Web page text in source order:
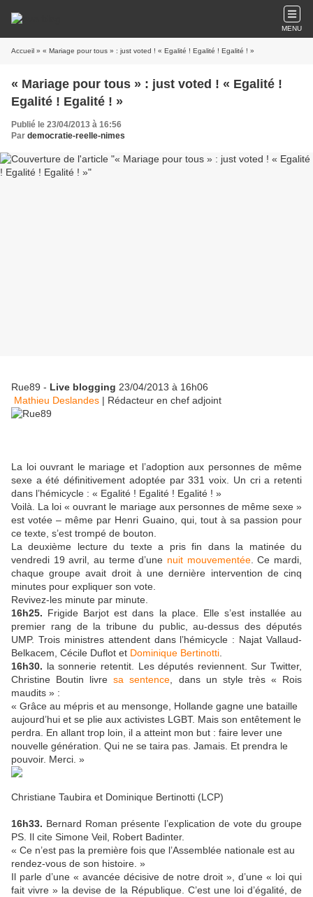
MENU
Accueil » « Mariage pour tous » : just voted ! « Egalité ! Egalité ! Egalité ! »
« Mariage pour tous » : just voted ! « Egalité !
Egalité ! Egalité ! »
Publié le 23/04/2013 à 16:56
Par democratie-reelle-nimes
Rue89 - Live blogging 23/04/2013 à 16h06
Mathieu Deslandes | Rédacteur en chef adjoint
La loi ouvrant le mariage et l’adoption aux personnes de même
sexe a été définitivement adoptée par 331 voix. Un cri a retenti
dans l’hémicycle : « Egalité ! Egalité ! Egalité ! »
Voilà. La loi « ouvrant le mariage aux personnes de même sexe »
est votée – même par Henri Guaino, qui, tout à sa passion pour
ce texte, s’est trompé de bouton.
La deuxième lecture du texte a pris fin dans la matinée du
vendredi 19 avril, au terme d’une nuit mouvementée. Ce mardi,
chaque groupe avait droit à une dernière intervention de cinq
minutes pour expliquer son vote.
Revivez-les minute par minute.
16h25. Frigide Barjot est dans la place. Elle s’est installée au
premier rang de la tribune du public, au-dessus des députés
UMP. Trois ministres attendent dans l’hémicycle : Najat Vallaud-
Belkacem, Cécile Duflot et Dominique Bertinotti
16h30. la sonnerie retentit. Les députés reviennent. Sur Twitter,
Christine Boutin livresa sentence , dans un style très « Rois
maudits » :
« Grâce au mépris et au mensonge, Hollande gagne une bataille
aujourd’hui et se plie aux activistes LGBT. Mais son entêtement le
perdra. En allant trop loin, il a atteint mon but : faire lever une
nouvelle génération. Qui ne se taira pas. Jamais. Et prendra le
pouvoir. Merci. »
Christiane Taubira et Dominique Bertinotti (LCP)
16h33. Bernard Roman présente l’explication de vote du groupe
PS. Il cite Simone Veil, Robert Badinter.
« Ce n’est pas la première fois que l’Assemblée nationale est au
rendez-vous de son histoire. »
Il parle d’une « avancée décisive de notre droit », d’une « loi qui
fait vivre » la devise de la République. C’est une loi d’égalité, de